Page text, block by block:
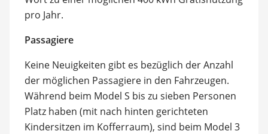
pro Jahr.
Passagiere
Keine Neuigkeiten gibt es bezüglich der Anzahl
der möglichen Passagiere in den Fahrzeugen.
Während beim Model S bis zu sieben Personen
Platz haben (mit nach hinten gerichteten
Kindersitzen im Kofferraum), sind beim Model 3